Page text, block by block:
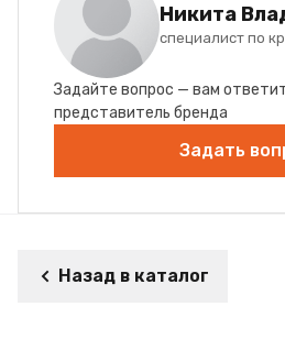
Никита
специалист по
Задайте вопрос — вам
представитель бренда
Задать
Назад в каталог